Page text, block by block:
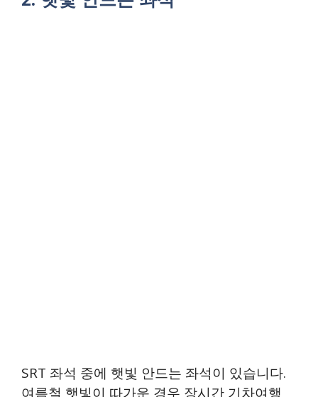
SRT 좌석 중에 햇빛 안드는 좌석이 있습니다.
여름철 햇빛이 따가운 경우 장시간 기차여행